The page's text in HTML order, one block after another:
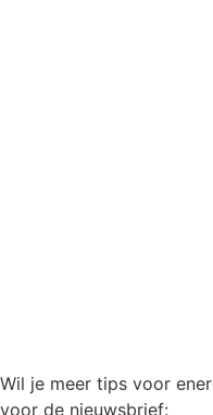
Wil je meer tips voor
voor de nieuwsbrief: